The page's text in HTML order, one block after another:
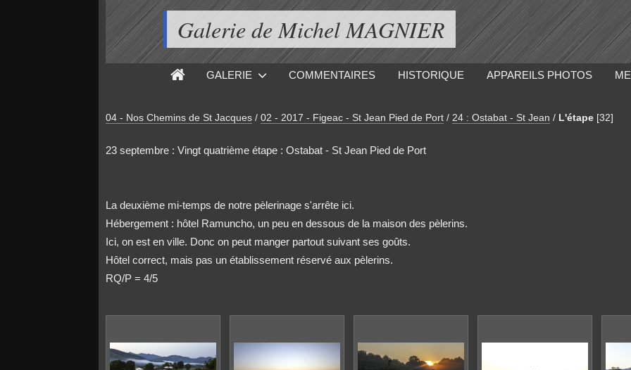
Galerie de Michel MAGNIER
GALERIE COMMENTAIRES HISTORIQUE APPAREILS PHOTOS
04 - Nos Chemins de St Jacques / 02 - 2017 - Figeac - St Jean Pied de Port / 24 : Ostabat - St Jean / L'étape [32]
23 septembre : Vingt quatrième étape : Ostabat - St Jean Pied de Port
La deuxième mi-temps de notre pèlerinage s'arrête ici.
Hébergement : hôtel Ramuncho, un peu en dessous de la maison des pèlerins.
Ici, on est en ville. Donc on peut manger partout suivant ses goûts.
Hôtel correct, mais pas un établissement réservé aux pèlerins.
RQ/P = 4/5